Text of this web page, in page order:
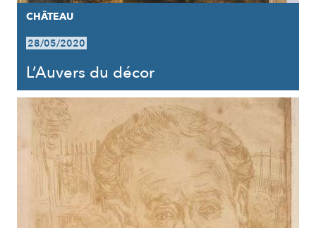
CHÂTEAU
28/05/2020
L’Auvers du décor